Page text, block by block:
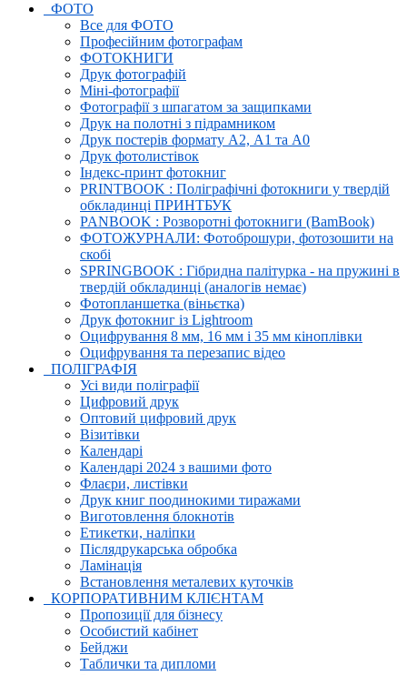
ФОТО
Все для ФОТО
Професійним фотографам
ФОТОКНИГИ
Друк фотографій
Міні-фотографії
Фотографії з шпагатом за защипками
Друк на полотні з підрамником
Друк постерів формату А2, А1 та А0
Друк фотолистівок
Індекс-принт фотокниг
PRINTBOOK : Поліграфічні фотокниги у твердій
обкладинці ПРИНТБУК
PANBOOK : Розворотні фотокниги (BamBook)
ФОТОЖУРНАЛИ: Фотоброшури, фотозошити на
скобі
SPRINGBOOK : Гібридна палітурка - на пружині в
твердій обкладинці (аналогів немає)
Фотопланшетка (віньєтка)
Друк фотокниг із Lightroom
Оцифрування 8 мм, 16 мм і 35 мм кіноплівки
Оцифрування та перезапис відео
ПОЛІГРАФІЯ
Усі види поліграфії
Цифровий друк
Оптовий цифровий друк
Візитівки
Календарі
Календарі 2024 з вашими фото
Флаєри, листівки
Друк книг поодинокими тиражами
Виготовлення блокнотів
Етикетки, наліпки
Післядрукарська обробка
Ламінація
Встановлення металевих куточків
КОРПОРАТИВНИМ КЛІЄНТАМ
Пропозиції для бізнесу
Особистий кабінет
Бейджи
Таблички та дипломи